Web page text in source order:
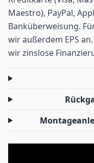
Maestro), PayPal,
Banküberweisung.
wir außerdem EPS
wir zinslose